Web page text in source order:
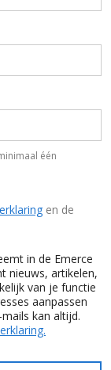
één
en de
in de Emerce
nieuws, artikelen,
van je functie
aanpassen
kan altijd.